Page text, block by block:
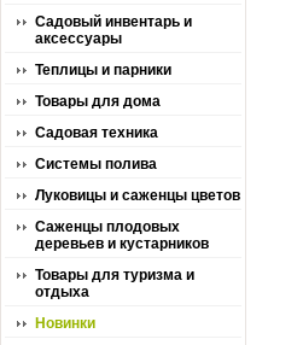
Садовый инвентарь и
аксессуары
Теплицы и парники
Товары для дома
Садовая техника
Системы полива
Луковицы и саженцы цветов
Саженцы плодовых
деревьев и кустарников
Товары для туризма и
отдыха
Новинки